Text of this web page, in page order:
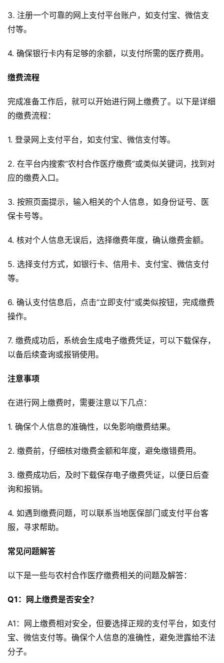
3. 注册一个可靠的网上支付平台账户，如支付宝、微信支
付等。
4. 确保银行卡内有足够的余额，以支付所需的医疗费用。
缴费流程
完成准备工作后，就可以开始进行网上缴费了。以下是详细
的缴费流程：
1. 登录网上支付平台，如支付宝、微信支付等。
2. 在平台内搜索“农村合作医疗缴费”或类似关键词，找到对
应的缴费入口。
3. 按照页面提示，输入相关的个人信息，如身份证号、医
保卡号等。
4. 核对个人信息无误后，选择缴费年度，确认缴费金额。
5. 选择支付方式，如银行卡、信用卡、支付宝、微信支付
等。
6. 确认支付信息后，点击“立即支付”或类似按钮，完成缴费
操作。
7. 缴费成功后，系统会生成电子缴费凭证，可以下载保存，
以备后续查询或报销使用。
注意事项
在进行网上缴费时，需要注意以下几点：
1. 确保个人信息的准确性，以免影响缴费结果。
2. 缴费前，仔细核对缴费金额和年度，避免缴错费用。
3. 缴费成功后，及时下载保存电子缴费凭证，以便日后查
询和报销。
4. 如遇到缴费问题，可以联系当地医保部门或支付平台客
服，寻求帮助。
常见问题解答
以下是一些与农村合作医疗缴费相关的问题及解答：
Q1：网上缴费是否安全？
A1：网上缴费相对安全，但要选择正规的支付平台，如支付
宝、微信支付等。确保个人信息的准确性，避免泄露给不法
分子。